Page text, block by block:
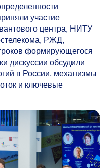
участие
центра, НИТУ
РЖД,
формирующегося
дискуссии обсудили
в России, механизмы
и ключевые